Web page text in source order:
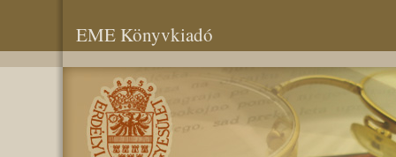
EME Könyvkiadó